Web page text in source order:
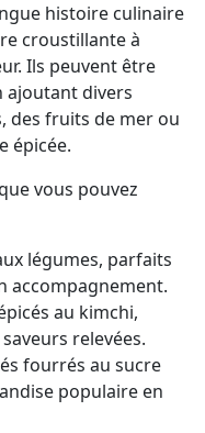
histoire culinaire
croustillante à
Ils peuvent être
ajoutant divers
des fruits de mer ou
épicée.
vous pouvez
légumes, parfaits
accompagnement.
au kimchi,
relevées.
fourrés au sucre
populaire en